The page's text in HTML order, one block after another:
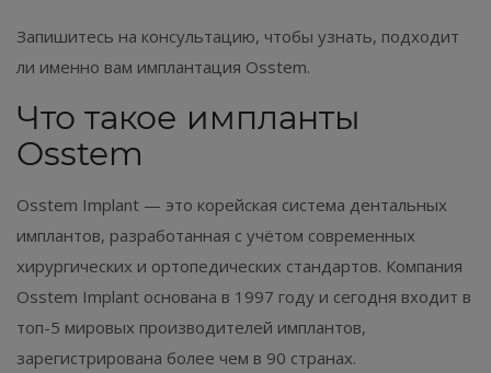
Запишитесь на консультацию, чтобы узнать, подходит
ли именно вам имплантация Osstem.
Что такое импланты
Osstem
Osstem Implant — это корейская система дентальных
имплантов, разработанная с учётом современных
хирургических и ортопедических стандартов. Компания
Osstem Implant основана в 1997 году и сегодня входит в
топ-5 мировых производителей имплантов,
зарегистрирована более чем в 90 странах.